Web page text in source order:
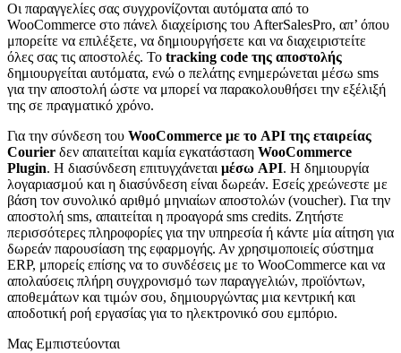
Οι παραγγελίες σας συγχρονίζονται αυτόματα από το
WooCommerce στο πάνελ διαχείρισης του AfterSalesPro, απ’ όπου
μπορείτε να επιλέξετε, να δημιουργήσετε και να διαχειριστείτε
όλες σας τις αποστολές. Το tracking code της αποστολής
δημιουργείται αυτόματα, ενώ ο πελάτης ενημερώνεται μέσω sms
για την αποστολή ώστε να μπορεί να παρακολουθήσει την εξέλιξή
της σε πραγματικό χρόνο.
Για την σύνδεση του WooCommerce με το API της εταιρείας
Courier δεν απαιτείται καμία εγκατάσταση WooCommerce
Plugin. H διασύνδεση επιτυγχάνεται μέσω API. Η δημιουργία
λογαριασμού και η διασύνδεση είναι δωρεάν. Εσείς χρεώνεστε με
βάση τον συνολικό αριθμό μηνιαίων αποστολών (voucher). Για την
αποστολή sms, απαιτείται η προαγορά sms credits. Ζητήστε
περισσότερες πληροφορίες για την υπηρεσία ή κάντε μία αίτηση για
δωρεάν παρουσίαση της εφαρμογής. Αν χρησιμοποιείς σύστημα
ERP, μπορείς επίσης να το συνδέσεις με το WooCommerce και να
απολαύσεις πλήρη συγχρονισμό των παραγγελιών, προϊόντων,
αποθεμάτων και τιμών σου, δημιουργώντας μια κεντρική και
αποδοτική ροή εργασίας για το ηλεκτρονικό σου εμπόριο.
Μας Εμπιστεύονται